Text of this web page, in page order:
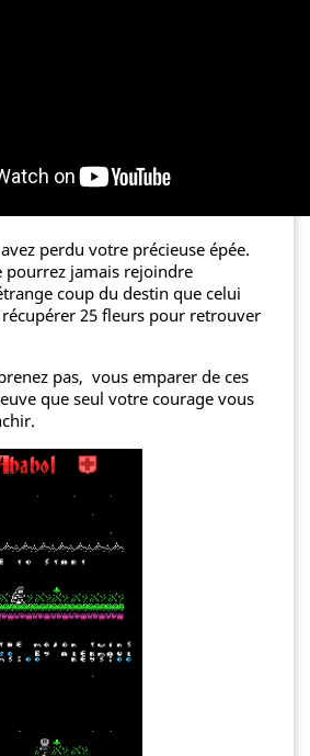
perdu votre précieuse épée.
pourrez jamais rejoindre
coup du destin que celui
25 fleurs pour retrouver
pas, vous emparer de ces
que seul votre courage vous